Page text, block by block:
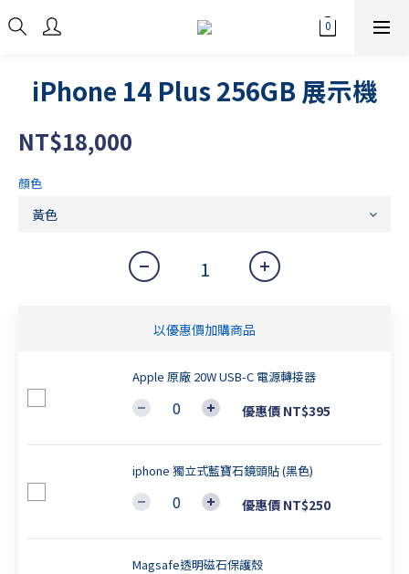
iPhone 14 Plus 256GB 展示機
NT$18,000
顏色
以優惠價加購商品
Apple 原廠 20W USB-C 電源轉接器
優惠價 NT$395
iphone 獨立式藍寶石鏡頭貼 (黑色)
優惠價 NT$250
Magsafe透明磁石保護殼